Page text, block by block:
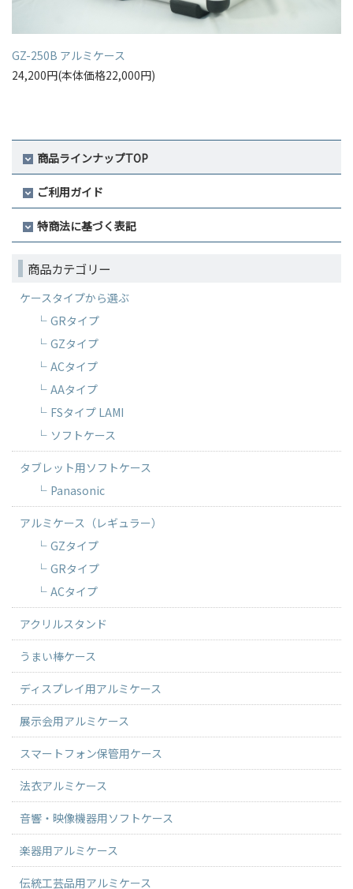
GZ-250B アルミケース
24,200円(本体価格22,000円)
商品ラインナップTOP
ご利用ガイド
特商法に基づく表記
商品カテゴリー
ケースタイプから選ぶ
GRタイプ
GZタイプ
ACタイプ
AAタイプ
FSタイプ LAMI
ソフトケース
タブレット用ソフトケース
Panasonic
アルミケース（レギュラー）
GZタイプ
GRタイプ
ACタイプ
アクリルスタンド
うまい棒ケース
ディスプレイ用アルミケース
展示会用アルミケース
スマートフォン保管用ケース
法衣アルミケース
音響・映像機器用ソフトケース
楽器用アルミケース
伝統工芸品用アルミケース